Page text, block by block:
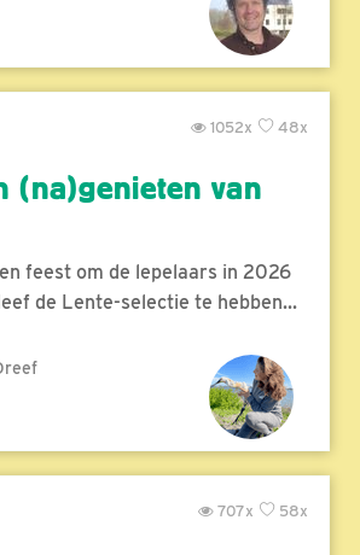
48x
1052x
(na)genieten van
feest om de lepelaars in 2026
de Lente-selectie te hebben...
58x
707x